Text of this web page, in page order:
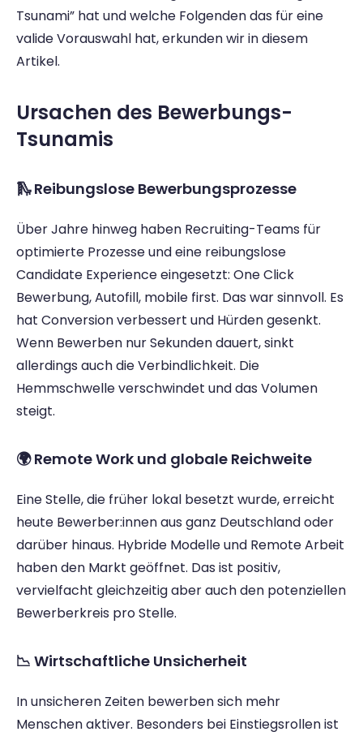
Tsunami” hat und welche Folgenden das für eine
valide Vorauswahl hat, erkunden wir in diesem
Artikel.
Ursachen des Bewerbungs-
Tsunamis
🛝 Reibungslose Bewerbungsprozesse
Über Jahre hinweg haben Recruiting-Teams für
optimierte Prozesse und eine reibungslose
Candidate Experience eingesetzt: One Click
Bewerbung, Autofill, mobile first. Das war sinnvoll. Es
hat Conversion verbessert und Hürden gesenkt.
Wenn Bewerben nur Sekunden dauert, sinkt
allerdings auch die Verbindlichkeit. Die
Hemmschwelle verschwindet und das Volumen
steigt.
🌍 Remote Work und globale Reichweite
Eine Stelle, die früher lokal besetzt wurde, erreicht
heute Bewerber:innen aus ganz Deutschland oder
darüber hinaus. Hybride Modelle und Remote Arbeit
haben den Markt geöffnet. Das ist positiv,
vervielfacht gleichzeitig aber auch den potenziellen
Bewerberkreis pro Stelle.
📉 Wirtschaftliche Unsicherheit
In unsicheren Zeiten bewerben sich mehr
Menschen aktiver. Besonders bei Einstiegsrollen ist